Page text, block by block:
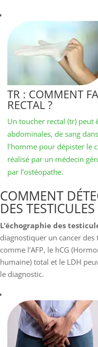
TR : COMMENT
RECTAL ?
Un toucher rectal (tr) peut
abdominales, de sang
l’homme pour dépister le
réalisé par un médecin
par l’ostéopathe.
​​​​​​COMMENT
DES TESTICULES
L’échographie des
diagnostiquer un cancer
comme l’AFP, le hCG
humaine) total et le LDH
le diagnostic.